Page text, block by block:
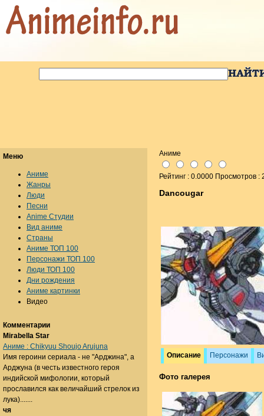
Аниме
Рейтинг : 0.0000 Просмотров :
Dancougar
Описание Персонажи
Фото галерея
Меню
Аниме
Жанры
Люди
Песни
Anime Студии
Вид аниме
Страны
Аниме ТОП 100
Персонажи ТОП 100
Люди ТОП 100
Дни рождения
Аниме картинки
Видео
Комментарии
Mirabella Star
Аниме : Chikyuu Shoujo Arujuna
Имя героини сериала - не "Арджина", а
Арджуна (в честь известного героя
индийской мифологии, который
прославился как величайший стрелок из
лука).......
чя